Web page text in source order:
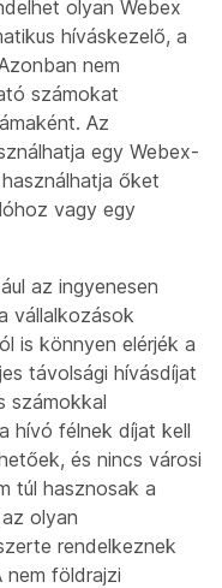
olyan Webex
híváskezelő, a
nem
számokat
Az
egy Webex-
őket
vagy egy
az ingyenesen
vállalkozások
is könnyen elérjék a
távolsági hívásdíjat
számokkal
hívó félnek díjat kell
és nincs városi
túl hasznosak a
olyan
rendelkeznek
nem földrajzi